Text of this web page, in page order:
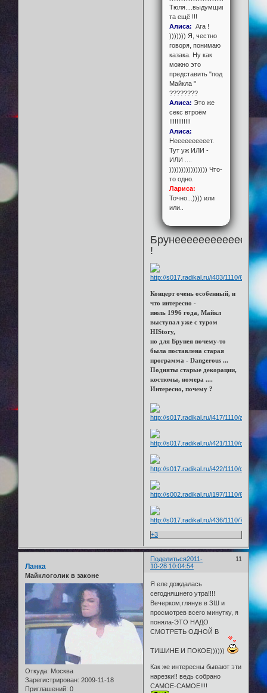
Тюля....выдумщица
та ещё !!!
Алиса: Ага !
))))))) Я, честно
говоря, понимаю
казака. Ну как
можно это
представить "под
Майкла "
????????
Алиса: Это же
секс втроём
!!!!!!!!!!!!
Алиса:
Неееееееееет.
Тут уж ИЛИ -
ИЛИ ....
)))))))))))))))) Что-
то одно.
Лариса:
Точно...)))) или
или..
!
Концерт очень особенный, и
что интересно -
июль 1996 года, Майкл
выступал уже с туром
HIStory,
но для Брунея почему-то
была поставлена старая
программа - Dangerous ...
Подняты старые декорации,
костюмы, номера ....
Интересно, почему ?
+3
Поделиться 11
2011-
10-28 10:04:54
Ланка
Майклоголик в законе
Откуда: Москва
Зарегистрирован: 2009-11-18
Приглашений: 0
Я еле дождалась
сегодняшнего утра!!!!
Вечерком,глянув в ЗШ и
просмотрев всего минутку, я
поняла-ЭТО НАДО
СМОТРЕТЬ ОДНОЙ В
ТИШИНЕ И ПОКОЕ))))))
Как же интересны бывают эти
нарезки!! ведь собрано
САМОЕ-САМОЕ!!!!